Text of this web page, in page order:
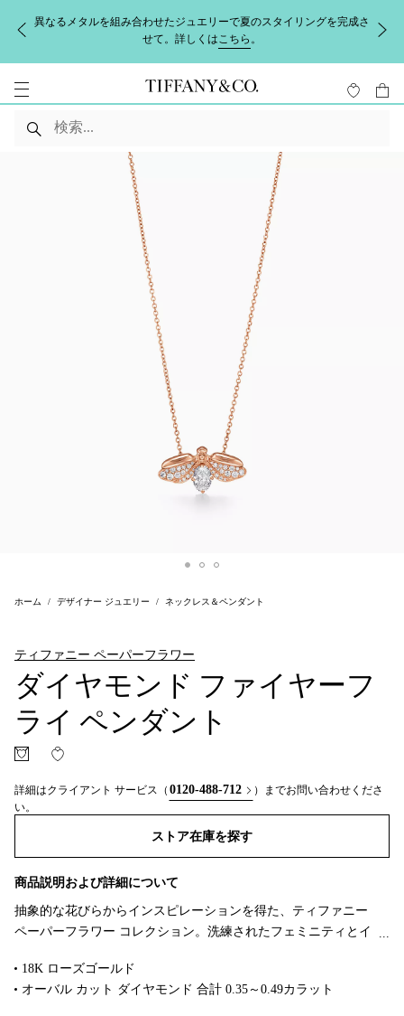
異なるメタルを組み合わせたジュエリーで夏のスタイリングを完成さ
せて。詳しくはこちら 。
ホーム デザイナー ジュエリー ネックレス＆ペンダント
ティファニー ペーパーフラワー
ダイヤモンド ファイヤーフ
ライ ペンダント
詳細はクライアント サービス（ 0120-488-712
）までお問い合わせくださ
い。
ストア在庫を探す​​
商品説明および詳細について
抽象的な花びらからインスピレーションを得た、ティファニー
ペーパーフラワー コレクション。洗練されたフェミニティとイ
ションです。最高基準のクラフトマンシップと自然の美が発揮
された、ダイヤモンドがきらめく蛍のペンダントです。
18K ローズゴールド
オーバル カット ダイヤモンド 合計 0.35～0.49カラット